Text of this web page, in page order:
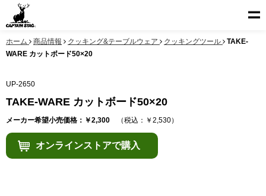
ホーム 商品情報 クッキング&テーブルウェア クッキングツール
TAKE-
WARE カットボード50×20
UP-2650
TAKE-WARE カットボード50×20
メーカー希望小売価格：￥2,300 （税込：￥2,530）
オンラインストアで購入